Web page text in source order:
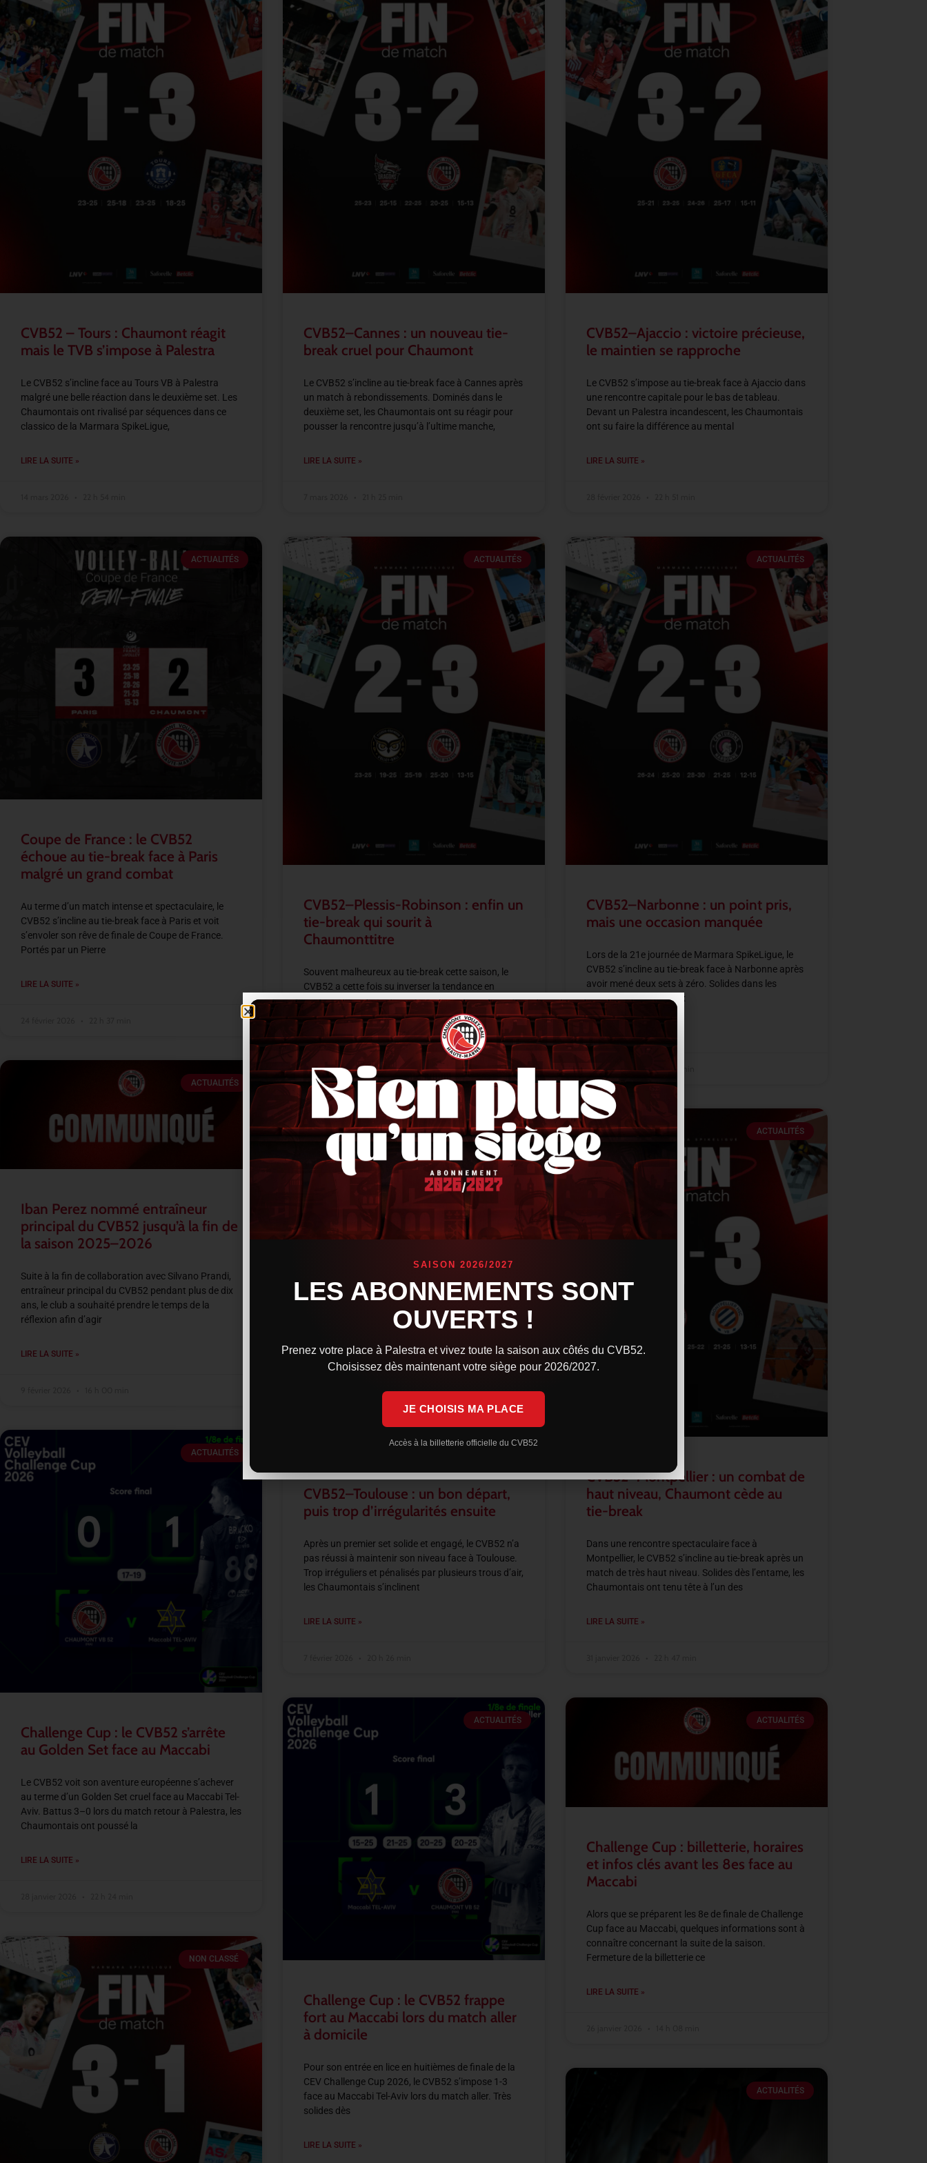
CVB52 – Tours : Chaumont réagit
mais le TVB s’impose à Palestra
Le CVB52 s’incline face au Tours VB à Palestra
malgré une belle réaction dans le deuxième set. Les
Chaumontais ont rivalisé par séquences dans ce
classico de la Marmara SpikeLigue,
LIRE LA SUITE »
CVB52–Cannes : un nouveau tie-
break cruel pour Chaumont
Le CVB52 s’incline au tie-break face à Cannes après
un match à rebondissements. Dominés dans le
deuxième set, les Chaumontais ont su réagir pour
pousser la rencontre jusqu’à l’ultime manche,
LIRE LA SUITE »
CVB52–Ajaccio : victoire précieuse,
le maintien se rapproche
Le CVB52 s’impose au tie-break face à Ajaccio dans
une rencontre capitale pour le bas de tableau.
Devant un Palestra incandescent, les Chaumontais
ont su faire la différence au mental
LIRE LA SUITE »
ACTUALITÉS
Coupe de France : le CVB52
échoue au tie-break face à Paris
malgré un grand combat
Au terme d’un match intense et spectaculaire, le
CVB52 s’incline au tie-break face à Paris et voit
s’envoler son rêve de finale de Coupe de France.
Portés par un Pierre
LIRE LA SUITE »
ACTUALITÉS
CVB52–Plessis-Robinson : enfin un
tie-break qui sourit à
Chaumonttitre
Souvent malheureux au tie-break cette saison, le
CVB52 a cette fois su inverser la tendance en
s’imposant 2-3 sur le terrain du Plessis-Robinson.
Après deux sets maîtrisés puis deux trous
LIRE LA SUITE »
21 février 2026 21 h 33 min
ACTUALITÉS
CVB52–Narbonne : un point pris,
mais une occasion manquée
Lors de la 21e journée de Marmara SpikeLigue, le
CVB52 s’incline au tie-break face à Narbonne après
avoir mené deux sets à zéro. Solides dans les
moments clés des deux
LIRE LA SUITE »
14 février 2026 21 h 36 min
ACTUALITÉS
Iban Perez nommé entraîneur
principal du CVB52 jusqu’à la fin de
la saison 2025–2026
Suite à la fin de collaboration avec Silvano Prandi,
entraîneur principal du CVB52 pendant plus de dix
ans, le club a souhaité prendre le temps de la
réflexion afin d’agir
LIRE LA SUITE »
ACTUALITÉS
CVB52–Toulouse : un bon départ,
puis trop d’irrégularités ensuite
Après un premier set solide et engagé, le CVB52 n’a
pas réussi à maintenir son niveau face à Toulouse.
Trop irréguliers et pénalisés par plusieurs trous d’air,
les Chaumontais s’inclinent
LIRE LA SUITE »
ACTUALITÉS
CVB52–Montpellier : un combat de
haut niveau, Chaumont cède au
tie-break
Dans une rencontre spectaculaire face à
Montpellier, le CVB52 s’incline au tie-break après un
match de très haut niveau. Solides dès l’entame, les
Chaumontais ont tenu tête à l’un des
LIRE LA SUITE »
ACTUALITÉS
Challenge Cup : le CVB52 s’arrête
au Golden Set face au Maccabi
Le CVB52 voit son aventure européenne s’achever
au terme d’un Golden Set cruel face au Maccabi Tel-
Aviv. Battus 3–0 lors du match retour à Palestra, les
Chaumontais ont poussé la
LIRE LA SUITE »
ACTUALITÉS
Challenge Cup : le CVB52 frappe
fort au Maccabi lors du match aller
à domicile
Pour son entrée en lice en huitièmes de finale de la
CEV Challenge Cup 2026, le CVB52 s’impose 1-3
face au Maccabi Tel-Aviv lors du match aller. Très
solides dès
LIRE LA SUITE »
ACTUALITÉS
Challenge Cup : billetterie, horaires
et infos clés avant les 8es face au
Maccabi
Alors que se préparent les 8e de finale de Challenge
Cup face au Maccabi, quelques informations sont à
connaître concernant la suite de la saison.
Fermeture de la billetterie ce
LIRE LA SUITE »
NON CLASSÉ
ACTUALITÉS
SAISON 2026/2027
LES ABONNEMENTS SONT
OUVERTS !
Prenez votre place à Palestra et vivez toute la saison aux côtés du CVB52.
Choisissez dès maintenant votre siège pour 2026/2027.
JE CHOISIS MA PLACE
Accès à la billetterie officielle du CVB52